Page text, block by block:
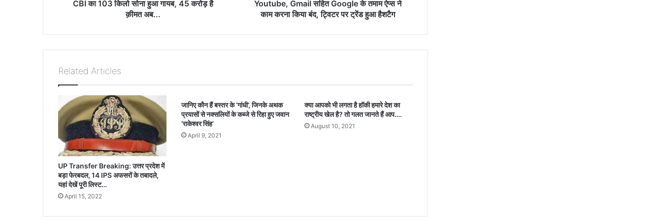
आ
,
4
क
रो
है
क़ी
म
त
अ
ब
.
CBI का 103 किलो सोना हुआ गायब, 45 करोड़ है
क़ीमत अब...
l
o
g
l
Youtube, Gmail सहित Google के तमाम ऐप्स ने
काम करना किया बंद, ट्विटर पर ट्रेंड हुआ हैशटैग
Related Articles
UP Transfer Breaking: उत्तर प्रदेश में
बड़ा फेरबदल, 14 IPS अफसरों के तबादले,
यहां देखें पूरी लिस्ट…
April 15, 2022
जानिए कौन हैं बस्तर के ‘गांधी’, जिनके अथक
प्रयासों से नक्सलियों के कब्जे से रिहा हुए जवान
‘राकेश्वर सिंह’
April 9, 2021
क्या आपको भी लगता है हॉकी हमारे देश का
राष्ट्रीय खेल है? तो गलत जानते हैं आप….
August 10, 2021